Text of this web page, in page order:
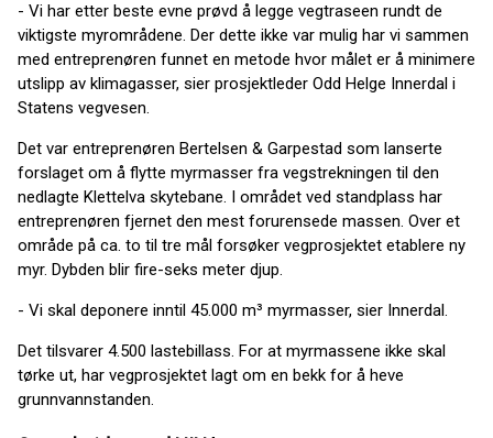
- Vi har etter beste evne prøvd å legge vegtraseen rundt de
viktigste myrområdene. Der dette ikke var mulig har vi sammen
med entreprenøren funnet en metode hvor målet er å minimere
utslipp av klimagasser, sier prosjektleder Odd Helge Innerdal i
Statens vegvesen.
Det var entreprenøren Bertelsen & Garpestad som lanserte
forslaget om å flytte myrmasser fra vegstrekningen til den
nedlagte Klettelva skytebane. I området ved standplass har
entreprenøren fjernet den mest forurensede massen. Over et
område på ca. to til tre mål forsøker vegprosjektet etablere ny
myr. Dybden blir fire-seks meter djup.
- Vi skal deponere inntil 45.000 m³ myrmasser, sier Innerdal.
Det tilsvarer 4.500 lastebillass. For at myrmassene ikke skal
tørke ut, har vegprosjektet lagt om en bekk for å heve
grunnvannstanden.